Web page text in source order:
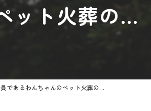
ット火葬の...
であるわんちゃんのペット火葬の...